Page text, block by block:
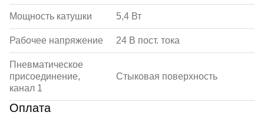
Мощность катушки 5,4 Вт
Рабочее напряжение 24 В пост. тока
Пневматическое
присоединение,
канал 1
Стыковая поверхность
Оплата